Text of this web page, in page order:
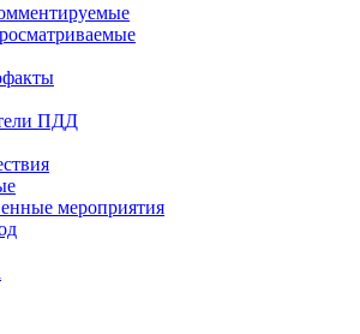
ПДД
мероприятия